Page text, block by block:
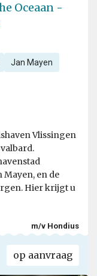
Oceaan -
Jan Mayen
Vlissingen
Mayen, en de
Hier krijgt u
m/v Hondius
op aanvraag